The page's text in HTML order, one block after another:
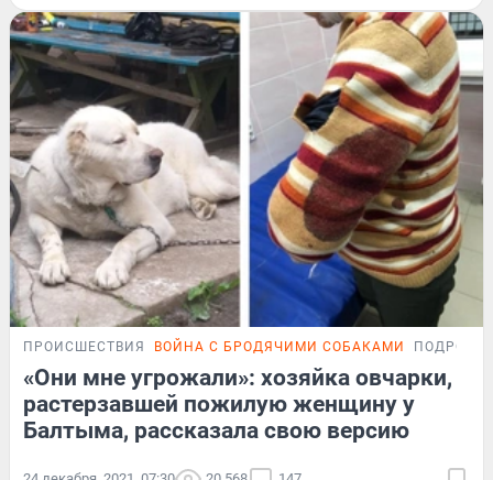
ПРОИСШЕСТВИЯ ВОЙНА С БРОДЯЧИМИ СОБАКАМИ
«Они мне угрожали»: хозяйка овчарки,
растерзавшей пожилую женщину у
Балтыма, рассказала свою версию